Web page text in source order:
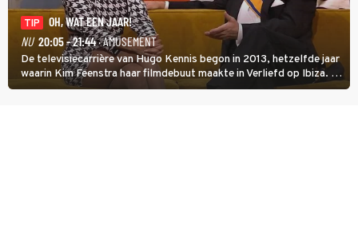
TIP
OH, WAT EEN JAAR!
NU 20:05 - 21:44· AMUSEMENT
De televisiecarrière van Hugo Kennis begon in 2013, hetzelfde jaar
waarin Kim Feenstra haar filmdebuut maakte in Verliefd op Ibiza. In
Oh, Wat een Jaar! wordt duidelijk wat ze nog meer weten van het